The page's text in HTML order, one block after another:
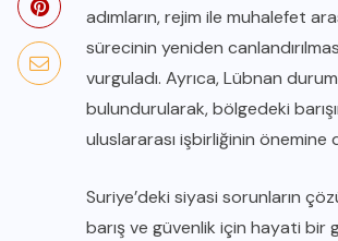
adımların, rejim ile muhalefet
sürecinin yeniden
vurguladı. Ayrıca, Lübnan
bulundurularak, bölgedeki
uluslararası işbirliğinin önemine
Suriye’deki siyasi sorunların
barış ve güvenlik için hayati bir